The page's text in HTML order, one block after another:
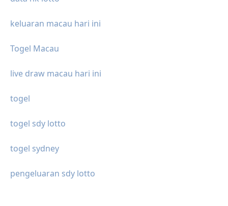
keluaran macau hari ini
Togel Macau
live draw macau hari ini
togel
togel sdy lotto
togel sydney
pengeluaran sdy lotto